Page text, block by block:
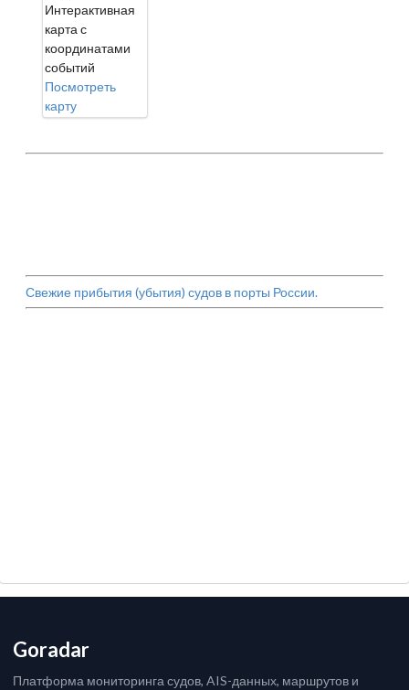
Интерактивная
карта с
координатами
событий
Посмотреть
карту
Свежие прибытия (убытия) судов в порты России.
Goradar
Платформа мониторинга судов, AIS-данных, маршрутов и